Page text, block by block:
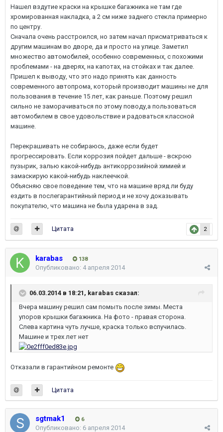
Нашел вздутие краски на крышке багажника не там где
хромированная накладка, а 2 см ниже заднего стекла примерно
по центру.
Сначала очень расстроился, но затем начал присматриваться к
другим машинам во дворе, да и просто на улице. Заметил
множество автомобилей, особенно современных, с похожими
проблемами - на дверях, на капотах, на стойках и так далее.
Пришел к выводу, что это надо принять как данность
современного автопрома, который производит машины не для
пользования в течение 15 лет, как раньше. Поэтому решил
сильно не заморачиваться по этому поводу,а пользоваться
автомобилем в свое удовольствие и радоваться классной
машине.
Перекрашивать не собираюсь, даже если будет
прогрессировать. Если коррозия пойдет дальше - вскрою
пузырик, залью какой-нибудь антикоррозийной химией и
замаскирую какой-нибудь наклеечкой.
Объясняю свое поведение тем, что на машине вряд ли буду
ездить в послегарантийный период и не хочу доказывать
покупателю, что машина не была ударена в зад.
2
Цитата
karabas 138
Опубликовано: 4 апреля 2014
06.03.2014 в 18:21, karabas сказал:
Вчера машину решил сам помыть после зимы. Места
упоров крышки багажника. На фото - правая сторона.
Слева картина чуть лучше, краска только вспучилась.
Машине и трех лет нет
Отказали в гарантийном ремонте
Цитата
sgtmak1 6
Опубликовано: 6 апреля 2014